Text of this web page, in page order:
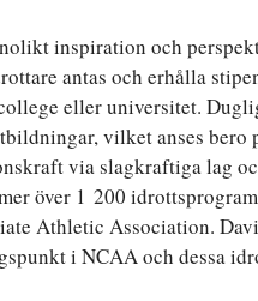
inspiration och
antas och erhålla
eller universitet.
vilket anses bero
via slagkraftiga lag
över 1 200
Athletic Association.
i NCAA och dessa